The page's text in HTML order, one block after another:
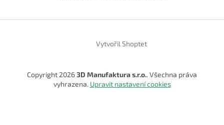
Vytvořil Shoptet
Copyright 20263D Manufaktura s.r.o.. Všechna práva
vyhrazena. Upravit nastavení cookies